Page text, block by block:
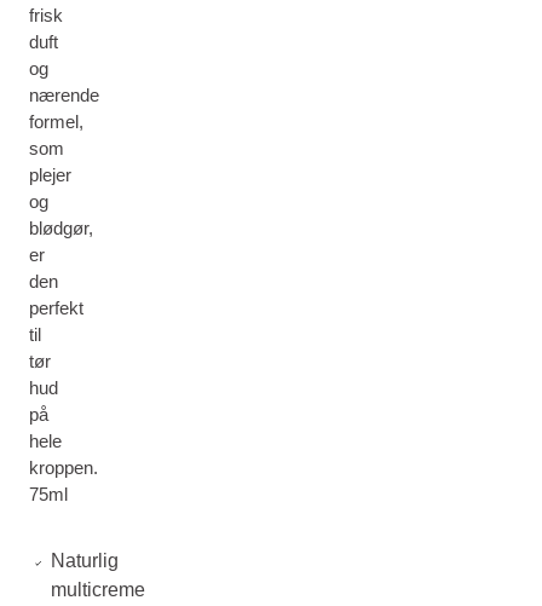
frisk
duft
og
nærende
formel,
som
plejer
og
blødgør,
er
den
perfekt
til
tør
hud
på
hele
kroppen.
75ml
Naturlig
multicreme